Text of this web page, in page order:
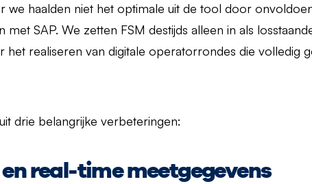
we haalden niet het optimale uit de tool door
met SAP. We zetten FSM destijds alleen in als
het realiseren van digitale operatorrondes die volledig
drie belangrijke verbeteringen:
real-time meetgegevens